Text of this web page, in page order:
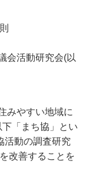
則
会活動研究会(以
みやすい地域に
「まち協」とい
活動の調査研究
改善することを